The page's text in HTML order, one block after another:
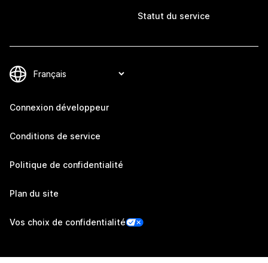
Statut du service
Connexion développeur
Conditions de service
Politique de confidentialité
Plan du site
Vos choix de confidentialité